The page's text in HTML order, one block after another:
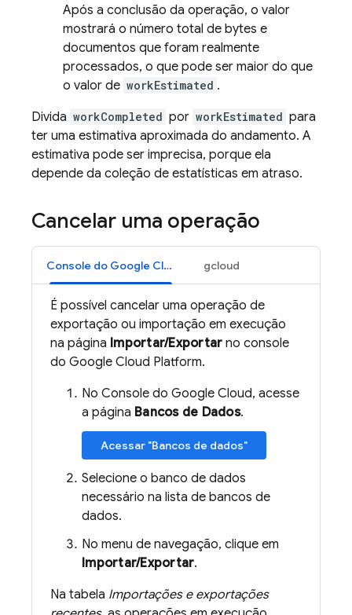
Após a conclusão da operação, o valor
mostrará o número total de bytes e
documentos que foram realmente
processados, o que pode ser maior do que
o valor de workEstimated .
Divida workCompleted por workEstimated para
ter uma estimativa aproximada do andamento. A
estimativa pode ser imprecisa, porque ela
depende da coleção de estatísticas em atraso.
Cancelar uma operação
Console do Google Cloud gcloud
É possível cancelar uma operação de
exportação ou importação em execução
na página Importar/Exportar no console
do Google Cloud Platform.
No Console do Google Cloud, acesse
a página Bancos de Dados.
Acessar "Bancos de dados"
Selecione o banco de dados
necessário na lista de bancos de
dados.
No menu de navegação, clique em
Importar/Exportar.
Na tabela Importações e exportações